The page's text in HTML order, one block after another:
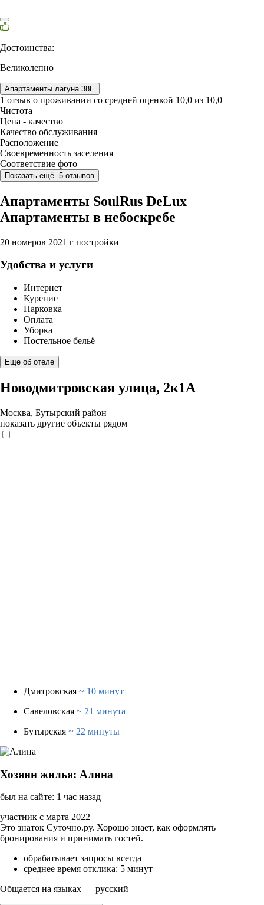
Достоинства:
Великолепно
Апартаменты лагуна 38E
1 отзыв о проживании со средней оценкой 10,0 из 10,0
Чистота
Цена - качество
Качество обслуживания
Расположение
Своевременность заселения
Соответствие фото
Показать ещё -5 отзывов
Апартаменты SoulRus DeLux
Апартаменты в небоскребе
20 номеров 2021 г постройки
Удобства и услуги
Интернет
Курение
Парковка
Оплата
Уборка
Постельное бельё
Еще об отеле
Новодмитровская улица, 2к1А
Москва, Бутырский район
показать другие объекты рядом
Дмитровская ~ 10 минут
Савеловская ~ 21 минута
Бутырская ~ 22 минуты
Хозяин жилья: Алина
был на сайте: 1 час назад
участник с марта 2022
Это знаток Суточно.ру. Хорошо знает, как оформлять
бронирования и принимать гостей.
обрабатывает запросы всегда
среднее время отклика: 5 минут
Общается на языках — русский